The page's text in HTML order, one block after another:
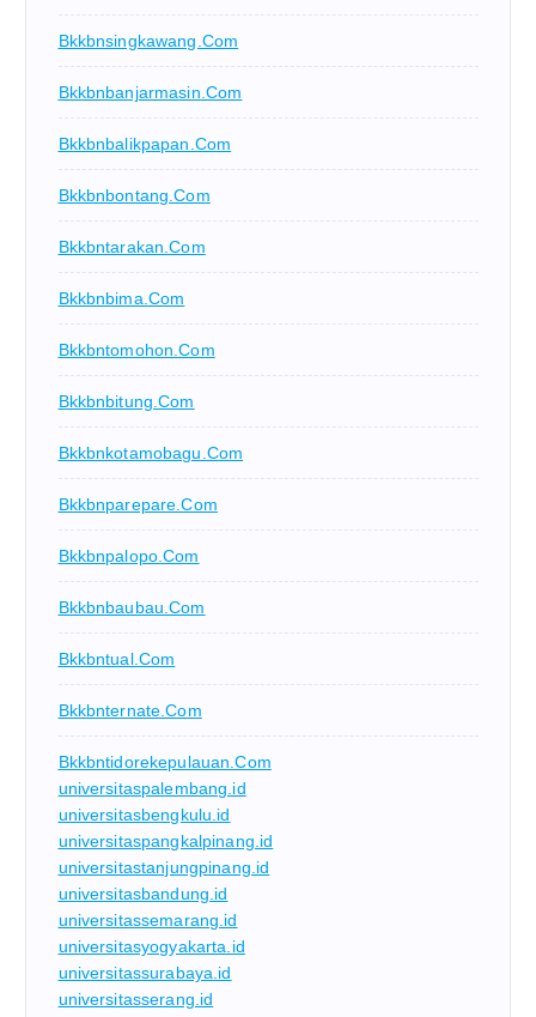
Bkkbnsingkawang.com
Bkkbnbanjarmasin.com
Bkkbnbalikpapan.com
Bkkbnbontang.com
Bkkbntarakan.com
Bkkbnbima.com
Bkkbntomohon.com
Bkkbnbitung.com
Bkkbnkotamobagu.com
Bkkbnparepare.com
Bkkbnpalopo.com
Bkkbnbaubau.com
Bkkbntual.com
Bkkbnternate.com
Bkkbntidorekepulauan.com
universitaspalembang.id
universitasbengkulu.id
universitaspangkalpinang.id
universitastanjungpinang.id
universitasbandung.id
universitassemarang.id
universitasyogyakarta.id
universitassurabaya.id
universitasserang.id